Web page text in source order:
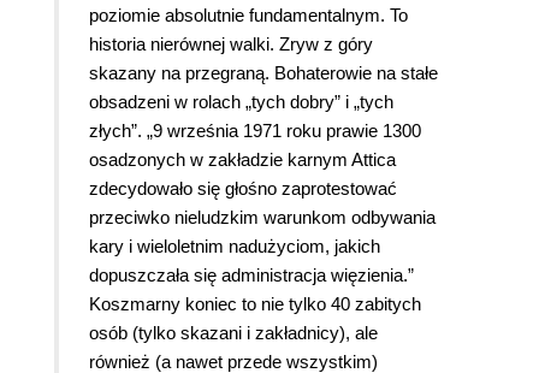
poziomie absolutnie fundamentalnym. To
historia nierównej walki. Zryw z góry
skazany na przegraną. Bohaterowie na stałe
obsadzeni w rolach „tych dobry” i „tych
złych”. „9 września 1971 roku prawie 1300
osadzonych w zakładzie karnym Attica
zdecydowało się głośno zaprotestować
przeciwko nieludzkim warunkom odbywania
kary i wieloletnim nadużyciom, jakich
dopuszczała się administracja więzienia.”
Koszmarny koniec to nie tylko 40 zabitych
osób (tylko skazani i zakładnicy), ale
również (a nawet przede wszystkim)